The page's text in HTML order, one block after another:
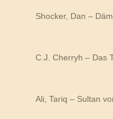
Shocker, Dan –
C.J. Cherryh – Das
Ali, Tariq – Sultan